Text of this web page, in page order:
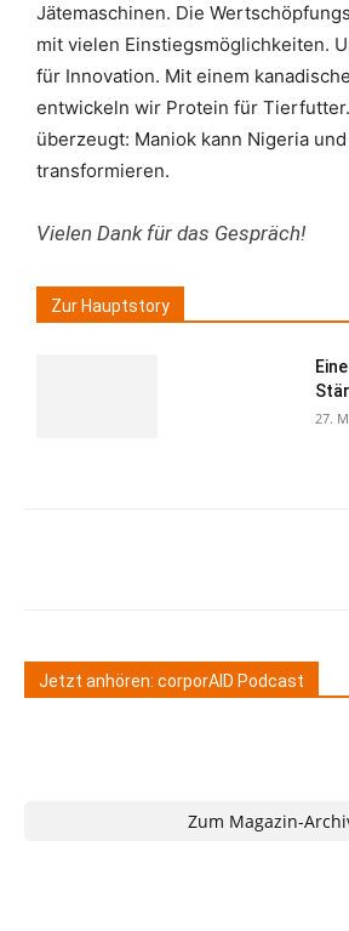
Jätemaschinen. Die
mit vielen Einstiegsmöglichkeiten.
für Innovation. Mit einem
entwickeln wir Protein für
überzeugt: Maniok kann Nigeria
transformieren.
Vielen Dank für das Gespräch!
Zur Hauptstory
27.
Jetzt anhören: corporAID Podcast
Zum Magazin-